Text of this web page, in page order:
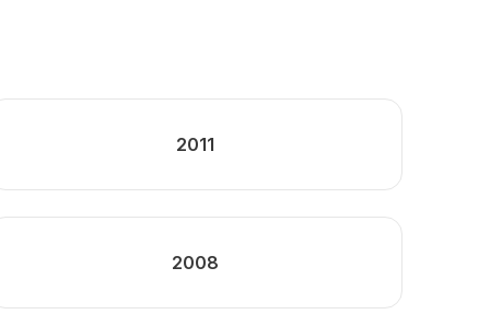
2011
2008